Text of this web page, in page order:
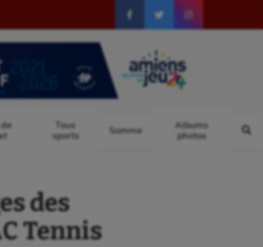
Tous
sports
Somme
Albums
photos
des
Tennis